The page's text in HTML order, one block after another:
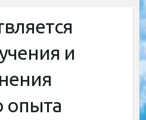
и
опыта